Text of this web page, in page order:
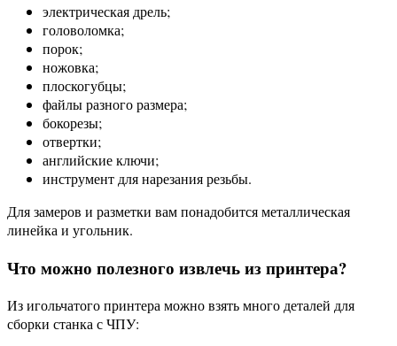
электрическая дрель;
головоломка;
порок;
ножовка;
плоскогубцы;
файлы разного размера;
бокорезы;
отвертки;
английские ключи;
инструмент для нарезания резьбы.
Для замеров и разметки вам понадобится металлическая
линейка и угольник.
Что можно полезного извлечь из принтера?
Из игольчатого принтера можно взять много деталей для
сборки станка с ЧПУ: